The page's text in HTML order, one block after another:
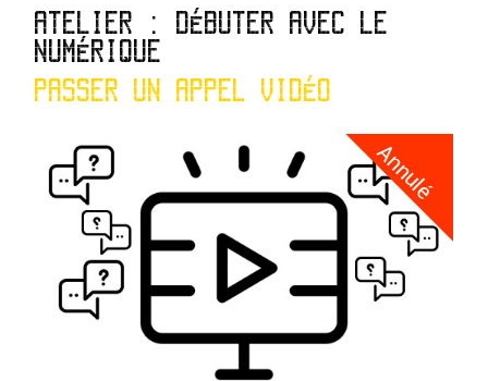
ATELIER : DÉBUTER AVEC LE
NUMÉRIQUE
PASSER UN APPEL VIDÉO
Annulé